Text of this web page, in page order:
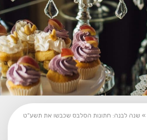
» שנה לבנה: חתונות הסלבס שכבשו את תשע”ט